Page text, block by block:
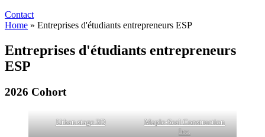
Contact
Home » Entreprises d'étudiants entrepreneurs ESP
Entreprises d'étudiants entrepreneurs
ESP
2026 Cohort
Urban stage 3D
Maple-Seal Construction
Inc.